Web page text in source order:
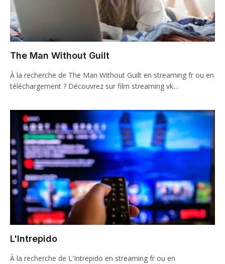
The Man Without Guilt
À la recherche de The Man Without Guilt en streaming fr ou en
téléchargement ? Découvrez sur film streaming vk…
L'Intrepido
À la recherche de L'Intrepido en streaming fr ou en